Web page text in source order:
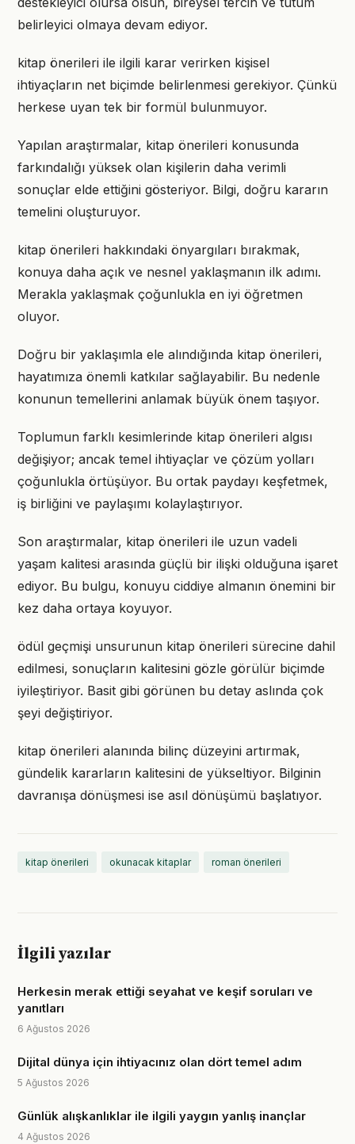
belirleyici olmaya devam ediyor.
kitap önerileri ile ilgili karar verirken kişisel
ihtiyaçların net biçimde belirlenmesi gerekiyor. Çünkü
herkese uyan tek bir formül bulunmuyor.
Yapılan araştırmalar, kitap önerileri konusunda
farkındalığı yüksek olan kişilerin daha verimli
sonuçlar elde ettiğini gösteriyor. Bilgi, doğru kararın
temelini oluşturuyor.
kitap önerileri hakkındaki önyargıları bırakmak,
konuya daha açık ve nesnel yaklaşmanın ilk adımı.
Merakla yaklaşmak çoğunlukla en iyi öğretmen
oluyor.
Doğru bir yaklaşımla ele alındığında kitap önerileri,
hayatımıza önemli katkılar sağlayabilir. Bu nedenle
konunun temellerini anlamak büyük önem taşıyor.
Toplumun farklı kesimlerinde kitap önerileri algısı
değişiyor; ancak temel ihtiyaçlar ve çözüm yolları
çoğunlukla örtüşüyor. Bu ortak paydayı keşfetmek,
iş birliğini ve paylaşımı kolaylaştırıyor.
Son araştırmalar, kitap önerileri ile uzun vadeli
yaşam kalitesi arasında güçlü bir ilişki olduğuna işaret
ediyor. Bu bulgu, konuyu ciddiye almanın önemini bir
kez daha ortaya koyuyor.
ödül geçmişi unsurunun kitap önerileri sürecine dahil
edilmesi, sonuçların kalitesini gözle görülür biçimde
iyileştiriyor. Basit gibi görünen bu detay aslında çok
şeyi değiştiriyor.
kitap önerileri alanında bilinç düzeyini artırmak,
gündelik kararların kalitesini de yükseltiyor. Bilginin
davranışa dönüşmesi ise asıl dönüşümü başlatıyor.
kitap önerileri okunacak kitaplar roman önerileri
İlgili yazılar
Herkesin merak ettiği seyahat ve keşif soruları ve
yanıtları
6 Ağustos 2026
Dijital dünya için ihtiyacınız olan dört temel adım
5 Ağustos 2026
Günlük alışkanlıklar ile ilgili yaygın yanlış inançlar
4 Ağustos 2026